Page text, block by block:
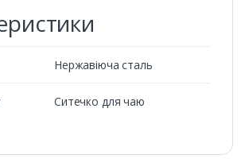
Нержавіюча сталь
Ситечко для чаю